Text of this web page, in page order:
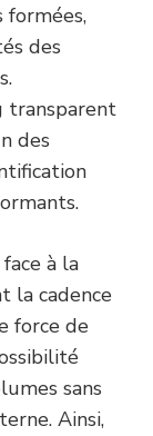
formées,
des
transparent
des
à la
la cadence
force de
sans
Ainsi,